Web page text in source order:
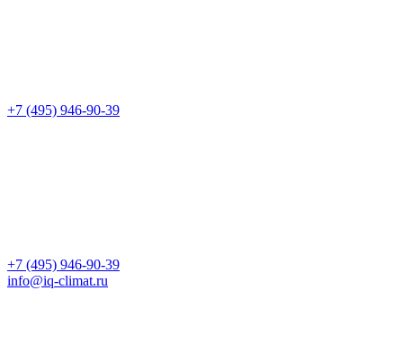
+7 (495) 946-90-39
+7 (495) 946-90-39
info@iq-climat.ru